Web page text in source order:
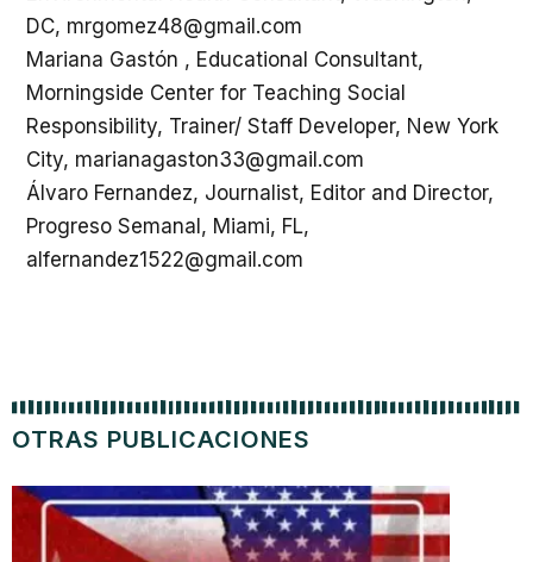
DC, mrgomez48@gmail.com
Mariana Gastón , Educational Consultant,
Morningside Center for Teaching Social
Responsibility, Trainer/ Staff Developer, New York
City, marianagaston33@gmail.com
Álvaro Fernandez, Journalist, Editor and Director,
Progreso Semanal, Miami, FL,
alfernandez1522@gmail.com
OTRAS PUBLICACIONES